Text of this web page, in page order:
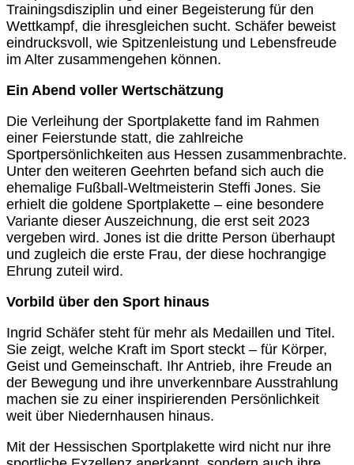
Trainingsdisziplin und einer Begeisterung für den
Wettkampf, die ihresgleichen sucht. Schäfer beweist
eindrucksvoll, wie Spitzenleistung und Lebensfreude
im Alter zusammengehen können.
Ein Abend voller Wertschätzung
Die Verleihung der Sportplakette fand im Rahmen
einer Feierstunde statt, die zahlreiche
Sportpersönlichkeiten aus Hessen zusammenbrachte.
Unter den weiteren Geehrten befand sich auch die
ehemalige Fußball-Weltmeisterin Steffi Jones. Sie
erhielt die goldene Sportplakette – eine besondere
Variante dieser Auszeichnung, die erst seit 2023
vergeben wird. Jones ist die dritte Person überhaupt
und zugleich die erste Frau, der diese hochrangige
Ehrung zuteil wird.
Vorbild über den Sport hinaus
Ingrid Schäfer steht für mehr als Medaillen und Titel.
Sie zeigt, welche Kraft im Sport steckt – für Körper,
Geist und Gemeinschaft. Ihr Antrieb, ihre Freude an
der Bewegung und ihre unverkennbare Ausstrahlung
machen sie zu einer inspirierenden Persönlichkeit
weit über Niedernhausen hinaus.
Mit der Hessischen Sportplakette wird nicht nur ihre